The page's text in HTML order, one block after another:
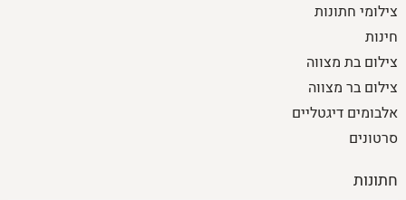
צילומי חתונות
חינות
צילום בת מצווה
צילום בר מצווה
אלבומים דיגטליים
סרטונים
חתונות